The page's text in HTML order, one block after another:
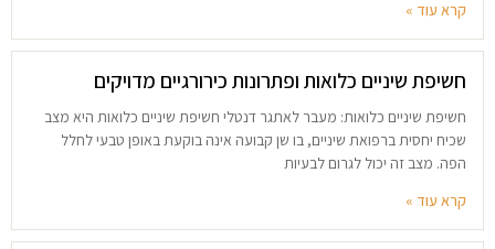
קרא עוד »
חשיפת שיניים כלואות ופתרונות כירורגיים מדויקים
חשיפת שיניים כלואות: מעבר לאתגר דנטלי חשיפת שיניים כלואות היא מצב
שכיח יחסית ברפואת שיניים, בו שן קבועה אינה בוקעת באופן טבעי לחלל
הפה. מצב זה יכול לגרום לבעיות
קרא עוד »